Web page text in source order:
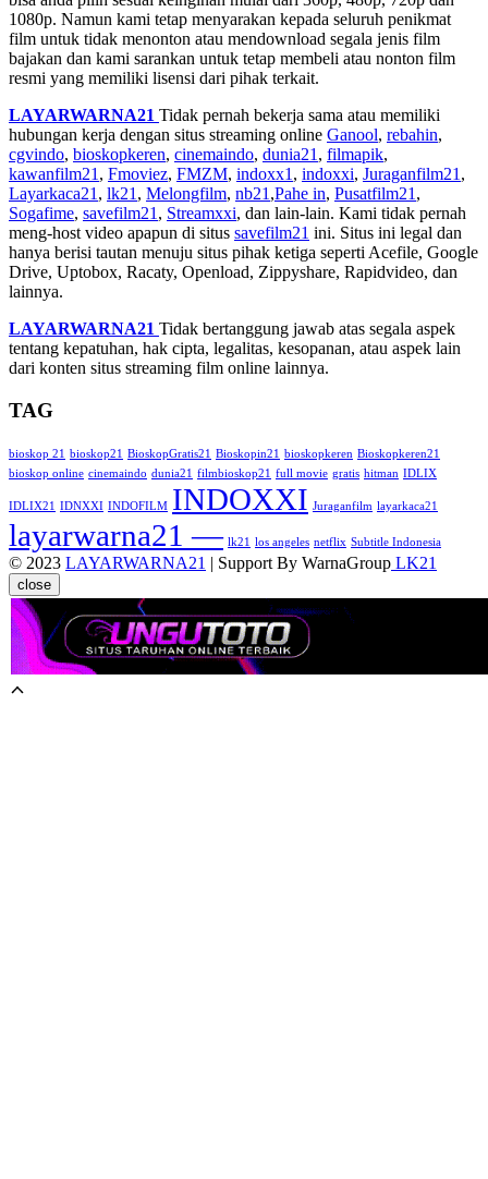
1080p. Namun kami tetap menyarakan kepada seluruh penikmat
film untuk tidak menonton atau mendownload segala jenis film
bajakan dan kami sarankan untuk tetap membeli atau nonton film
resmi yang memiliki lisensi dari pihak terkait.
LAYARWARNA21 Tidak pernah bekerja sama atau memiliki
hubungan kerja dengan situs streaming online Ganool, rebahin,
cgvindo, bioskopkeren, cinemaindo, dunia21 , filmapik,
kawanfilm21 , Fmoviez, FMZM, indoxx1 , indoxxi, Juraganfilm21 ,
Layarkaca21 , lk21 , Melongfilm, nb21 ,Pahe in, Pusatfilm21 ,
Sogafime, savefilm21 , Streamxxi, dan lain-lain. Kami tidak pernah
meng-host video apapun di situs savefilm21 ini. Situs ini legal dan
hanya berisi tautan menuju situs pihak ketiga seperti Acefile, Google
Drive, Uptobox, Racaty, Openload, Zippyshare, Rapidvideo, dan
lainnya.
LAYARWARNA21 Tidak bertanggung jawab atas segala aspek
tentang kepatuhan, hak cipta, legalitas, kesopanan, atau aspek lain
dari konten situs streaming film online lainnya.
TAG
bioskop 21 bioskop21 BioskopGratis21 Bioskopin21 bioskopkeren Bioskopkeren21
bioskop online cinemaindo dunia21 filmbioskop21 full movie gratis hitman IDLIX
IDLIX21 IDNXXI INDOFILM INDOXXI Juraganfilm layarkaca21
layarwarna21 — lk21 los angeles netflix Subtitle Indonesia
© 2023 LAYARWARNA21 | Support By WarnaGroup LK21
close